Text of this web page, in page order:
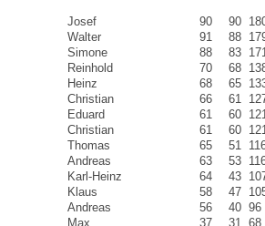
Josef 90 90
Walter 91 88
Simone 88 83
Reinhold 70 68
Heinz 68 65
Christian 66 61
Eduard 61 60
Christian 61 60
Thomas 65 51
Andreas 63 53
Karl-Heinz 64 43
Klaus 58 47
Andreas 56 40 96
Max 37 31
68